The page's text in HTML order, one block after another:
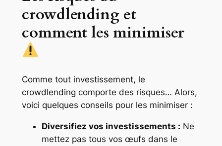
crowdlending et
comment les minimiser
Comme tout investissement, le
crowdlending comporte des risques… Alors,
voici quelques conseils pour les minimiser :
Diversifiez vos investissements : Ne
mettez pas tous vos œufs dans le